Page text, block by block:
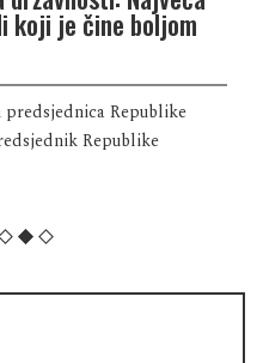
koji je čine boljom
Republike
Republike